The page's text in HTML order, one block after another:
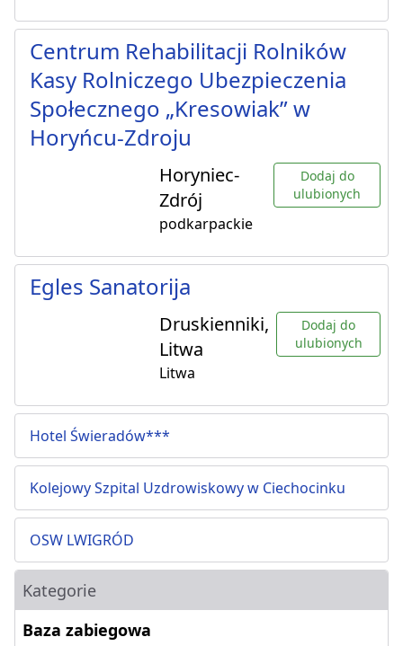
Centrum Rehabilitacji Rolników
Kasy Rolniczego Ubezpieczenia
Społecznego „Kresowiak” w
Horyńcu-Zdroju
Horyniec-
Zdrój
podkarpackie
Dodaj do
ulubionych
Egles Sanatorija
Druskienniki,
Litwa
Litwa
Dodaj do
ulubionych
Hotel Świeradów***
Kolejowy Szpital Uzdrowiskowy w Ciechocinku
OSW LWIGRÓD
Kategorie
Baza zabiegowa